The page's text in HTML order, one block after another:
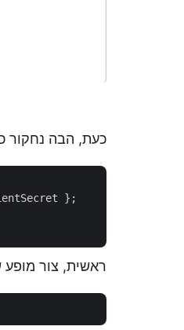
כעת, הבה נחקור
};
ראשית, צור